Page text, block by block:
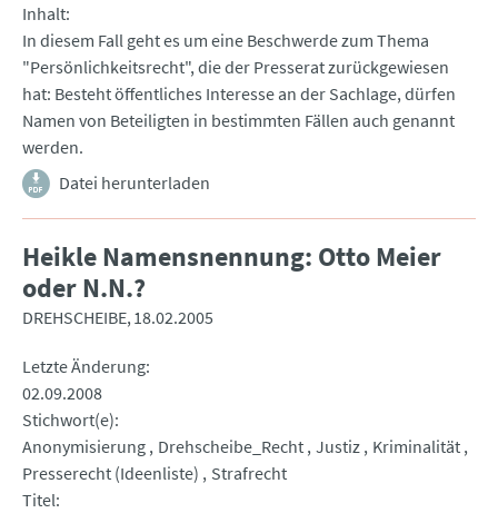
Inhalt
In diesem Fall geht es um eine Beschwerde zum Thema
"Persönlichkeitsrecht", die der Presserat zurückgewiesen
hat: Besteht öffentliches Interesse an der Sachlage, dürfen
Namen von Beteiligten in bestimmten Fällen auch genannt
werden.
Datei herunterladen
Heikle Namensnennung: Otto Meier
oder N.N.?
DREHSCHEIBE 18.02.2005
Letzte Änderung
02.09.2008
Stichwort(e)
Anonymisierung Drehscheibe_Recht Justiz Kriminalität
Presserecht (Ideenliste)
Strafrecht
Titel